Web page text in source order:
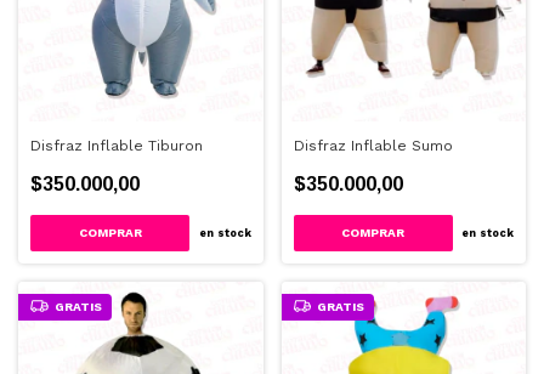
Disfraz Inflable Tiburon
$350.000,00
en stock
Disfraz Inflable Sumo
$350.000,00
en stock
GRATIS GRATIS